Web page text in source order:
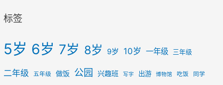
标签
5岁 6岁 7岁 8岁 9岁 10岁 一年级 三年级
二年级 五年级 做饭 公园 兴趣班 写字 出游 博物馆 吃饭 同学